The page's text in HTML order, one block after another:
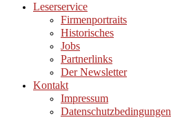
Leserservice
Firmenportraits
Historisches
Jobs
Partnerlinks
Der Newsletter
Kontakt
Impressum
Datenschutzbedingungen